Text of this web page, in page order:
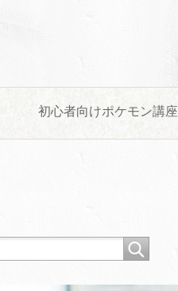
初心者向けポケモン講座